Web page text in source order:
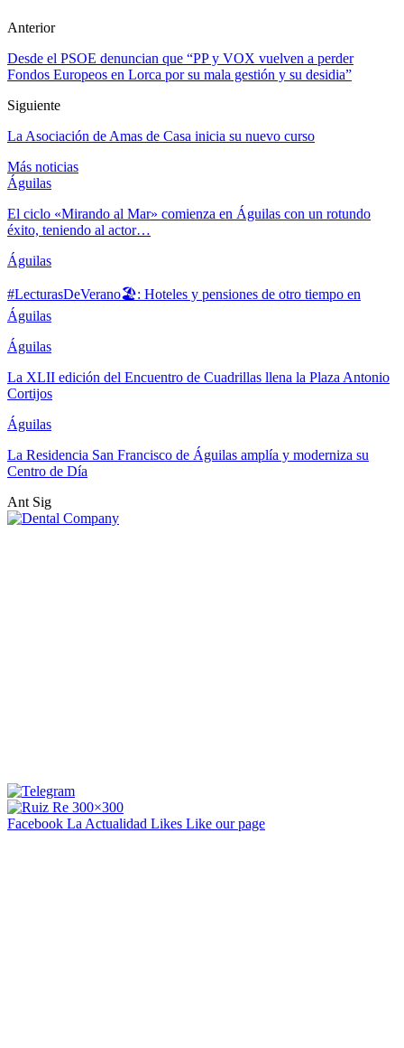
Anterior
Desde el PSOE denuncian que “PP y VOX vuelven a perder
Fondos Europeos en Lorca por su mala gestión y su desidia”
Siguiente
La Asociación de Amas de Casa inicia su nuevo curso
Más noticias
Águilas
El ciclo «Mirando al Mar» comienza en Águilas con un rotundo
éxito, teniendo al actor…
Águilas
#LecturasDeVerano🏖: Hoteles y pensiones de otro tiempo en
Águilas
Águilas
La XLII edición del Encuentro de Cuadrillas llena la Plaza Antonio
Cortijos
Águilas
La Residencia San Francisco de Águilas amplía y moderniza su
Centro de Día
Ant Sig
Facebook La Actualidad Likes Like our page